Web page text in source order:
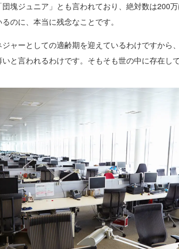
塊ジュニア」とも言われており、絶対数は200
のに、本当に残念なことです。
ャーとしての適齢期を迎えているわけですから
と言われるわけです。そもそも世の中に存在し